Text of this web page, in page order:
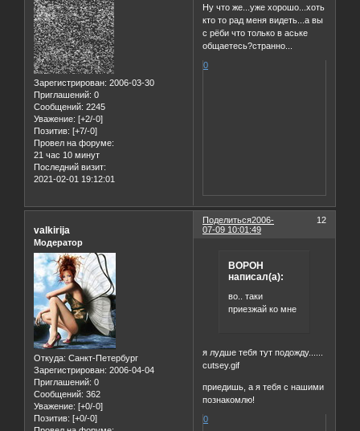
Зарегистрирован: 2006-03-30
Приглашений: 0
Сообщений: 2245
Уважение: [+2/-0]
Позитив: [+7/-0]
Провел на форуме:
21 час 10 минут
Последний визит:
2021-02-01 19:12:01
Ну что же...уже хорошо...хоть
кто то рад меня видеть...а вы
с рёби что только в аське
общаетесь?странно...
0
Поделиться 12
2006-
07-09 10:01:49
valkirija
Модератор
Откуда: Санкт-Петербург
Зарегистрирован: 2006-04-04
Приглашений: 0
Сообщений: 362
Уважение: [+0/-0]
Позитив: [+0/-0]
BOPOH
написал(а):
во.. таки
приезжай ко мне
я лудше тебя тут подожду......
cutsey.gif
приедишь, а я тебя с нашими
познакомлю!
0